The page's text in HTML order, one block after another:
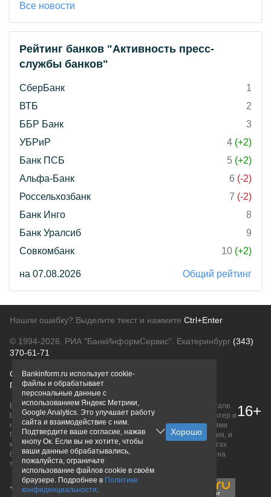
Все новости
Рейтинг банков "Активность пресс-
службы банков"
СберБанк
1
ВТБ
2
ББР Банк
3
УБРиР
4 (+2)
Банк ПСБ
5 (+2)
Альфа-Банк
6 (-2)
Россельхозбанк
7 (-2)
Банк Инго
8
Банк Уралсиб
9
Совкомбанк
10 (+2)
на 07.08.2026 Общий рейтинг
Нашли ошибку? Выделите текст и нажмите Ctrl+Enter
© 1994-2026. РИА "БанкИнформСервис". Екатеринбург (343)
370-61-71
О проектеПолитика конфиденциальности
Правовая информацияДля рекламодателей
Вся информация о продуктах банков, размещенная на портале
bankinform.ru, носит исключительно ознакомительный характер и
не является публичной офертой, определяемой положениями
ГК РФ. Информация не содержит точного и полного описания, и
может быть изменена. Конечные условия уточняйте на сайтах
банков или при личном обращении. Исключительное право на
товарные знаки принадлежит их правообладателям.
16+
Bankinform.ru использует cookie-
файлы и обрабатывает
персональные данные с
использованием Яндекс Метрики,
Google Analytics. Это улучшает работу
сайта и взаимодействие с ним.
Подтвердите ваше согласие, нажав
кнопу Ок. Если вы не хотите, чтобы
ваши данные обрабатывались,
пожалуйста, ограничьте
использование файлов cookie в своём
браузере. Подробнее в Политике
конфиденциальности.